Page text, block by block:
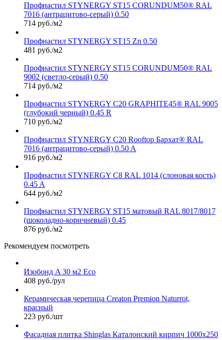
Профнастил STYNERGY ST15 CORUNDUM50® RAL
7016 (антрацитово-серый) 0.50
714 руб./м2
Профнастил STYNERGY ST15 Zn 0.50
481 руб./м2
Профнастил STYNERGY ST15 CORUNDUM50® RAL
9002 (светло-серый) 0.50
714 руб./м2
Профнастил STYNERGY С20 GRAPHITE45® RAL 9005
(глубокий черный) 0.45 R
710 руб./м2
Профнастил STYNERGY С20 Rooftop Бархат® RAL
7016 (антрацитово-серый) 0.50 A
916 руб./м2
Профнастил STYNERGY С8 RAL 1014 (слоновая кость)
0.45 A
644 руб./м2
Профнастил STYNERGY ST15 матовый RAL 8017/8017
(шоколадно-коричневый) 0.45
876 руб./м2
Рекомендуем посмотреть
Изобонд A 30 м2 Eco
408 руб./рул
Керамическая черепица Сreaton Premion Naturrot,
красный
223 руб./шт
Фасадная плитка Shinglas Каталонский кирпич 1000х250